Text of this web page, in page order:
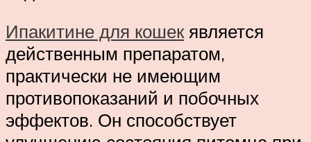
Ипакитине для кошек является
действенным препаратом,
практически не имеющим
противопоказаний и побочных
эффектов. Он способствует